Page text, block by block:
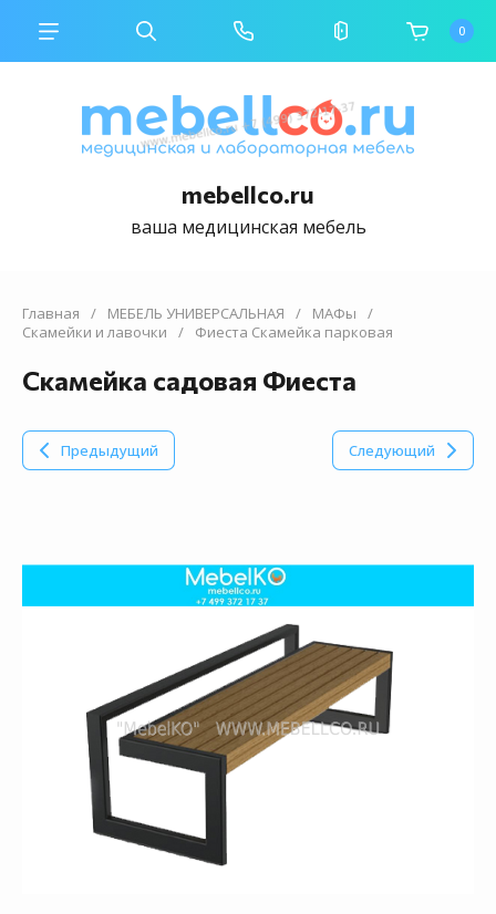
mebellco.ru
ваша медицинская мебель
0
Главная / МЕБЕЛЬ УНИВЕРСАЛЬНАЯ / МАФы
/
Скамейки и лавочки
/ Фиеста Скамейка парковая
Скамейка садовая Фиеста
Предыдущий Следующий